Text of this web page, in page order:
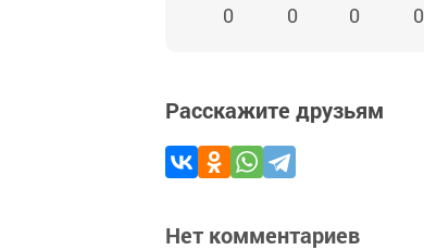
0 0 0 0
Расскажите друзьям
Нет комментариев